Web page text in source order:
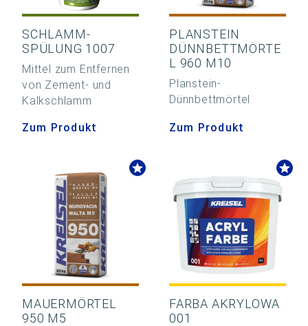
SCHLAMM-
SPÜLUNG 1007
Mittel zum Entfernen
von Zement- und
Kalkschlamm
Zum Produkt
PLANSTEIN
DÜNNBETTMÖRTE
L 960 M10
Planstein-
Dünnbettmörtel
Zum Produkt
MAUERMÖRTEL
950 M5
FARBA AKRYLOWA
001